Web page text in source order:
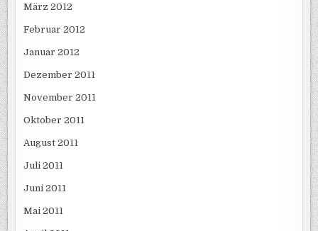
März 2012
Februar 2012
Januar 2012
Dezember 2011
November 2011
Oktober 2011
August 2011
Juli 2011
Juni 2011
Mai 2011